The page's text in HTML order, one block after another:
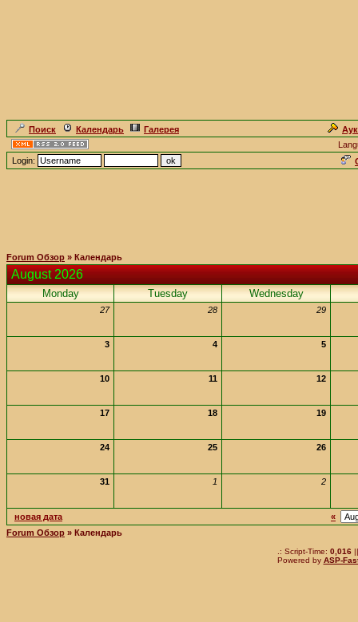
Поиск Календарь Галерея
Login:
Forum Обзор » Календарь
August 2026
Monday Tuesday Wednesday
27 28 29
3 4 5
10 11 12
17 18 19
24 25 26
31 1 2
новая дата
«
Forum Обзор » Календарь
.: Script-Time: 0,016||
Powered by ASP-